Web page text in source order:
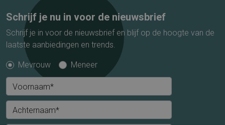
Schrijf je nu in voor de nieuwsbrief
Schrijf je in voor de nieuwsbrief en blijf op de hoogte van de
laatste aanbiedingen en trends.
Mevrouw Meneer
Voornaam*
Achternaam*